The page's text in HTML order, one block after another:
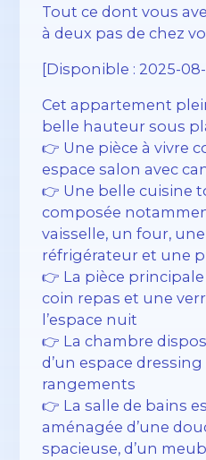
Tout ce dont vous
à deux pas de chez
[Disponible : 2025-08-
Cet appartement
belle hauteur sous
👉 Une pièce à vivre
espace salon avec
👉 Une belle cuisine
composée
vaisselle, un four,
réfrigérateur et une
👉 La pièce
coin repas et une
l’espace nuit
👉 La chambre
d’un espace
rangements
👉 La salle de bains
aménagée d’une
spacieuse, d’un